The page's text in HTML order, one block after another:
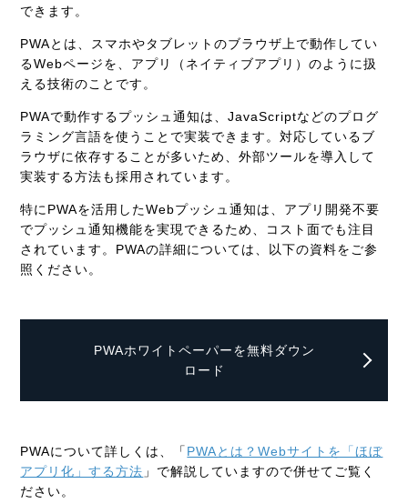
できます。
PWAとは、スマホやタブレットのブラウザ上で動作してい
るWebページを、アプリ（ネイティブアプリ）のように扱
える技術のことです。
PWAで動作するプッシュ通知は、JavaScriptなどのプログ
ラミング言語を使うことで実装できます。対応しているブ
ラウザに依存することが多いため、外部ツールを導入して
実装する方法も採用されています。
特にPWAを活用したWebプッシュ通知は、アプリ開発不要
でプッシュ通知機能を実現できるため、コスト面でも注目
されています。PWAの詳細については、以下の資料をご参
照ください。
PWAホワイトペーパーを無料ダウン
ロード
PWAについて詳しくは、「 PWAとは？Webサイトを「ほぼ
アプリ化」する方法 」で解説していますので併せてご覧く
ださい。